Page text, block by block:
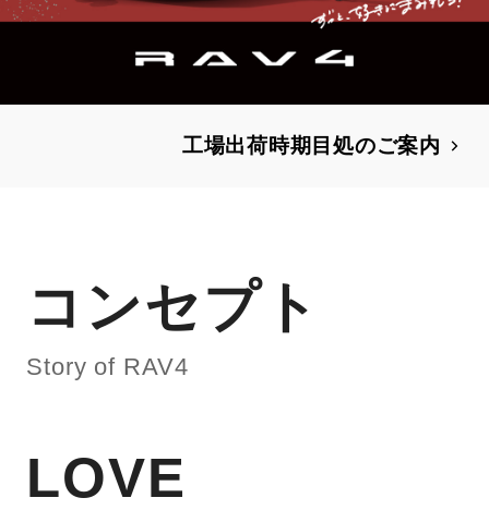
工場出荷時期目処のご案内
コンセプト
Story of RAV4
LOVE